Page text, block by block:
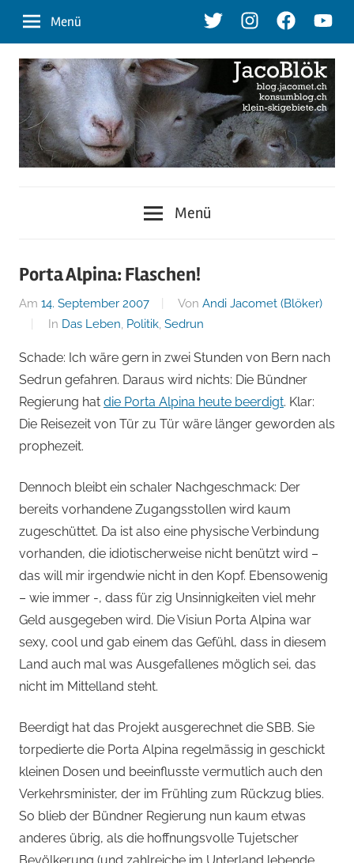
Inhalt
TwitterInstagramFacebook
Menü
der
Blog
von
Andi
Jacomet
klein-
skigebiete.ch
Menü
Porta Alpina: Flaschen!
Am 14. September 2007 Von Andi Jacomet (Blöker)
In Das Leben, Politik, Sedrun
Schade: Ich wäre gern in zwei Stunden von Bern nach
Sedrun gefahren. Daraus wird nichts: Die Bündner
Regierung hat die Porta Alpina heute beerdigt. Klar:
Die Reisezeit von Tür zu Tür wäre länger geworden als
prophezeit.
Dennoch bleibt ein schaler Nachgeschmack: Der
bereits vorhandene Zugangsstollen wird kaum
zugeschüttet. Da ist also eine physische Verbindung
vorhanden, die idiotischerweise nicht benützt wird –
das will mir irgendwie nicht in den Kopf. Ebensowenig
– wie immer -, dass für zig Unsinnigkeiten viel mehr
Geld ausgegeben wird. Die Visiun Porta Alpina war
sexy, cool und gab einem das Gefühl, dass in diesem
Land auch mal was Ausgefallenes möglich sei, das
nicht im Mittelland steht.
Beerdigt hat das Projekt ausgerechnet die SBB. Sie
torpedierte die Porta Alpina regelmässig in geschickt
kleinen Dosen und beeinflusste vermutlich auch den
Verkehrsminister, der im Frühling zum Rückzug blies.
So blieb der Bündner Regierung nun kaum etwas
anderes übrig, als die hoffnungsvolle Tujetscher